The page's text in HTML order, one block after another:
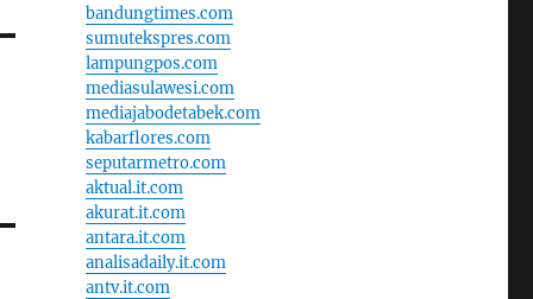
bandungtimes.com
sumutekspres.com
lampungpos.com
mediasulawesi.com
mediajabodetabek.com
kabarflores.com
seputarmetro.com
aktual.it.com
akurat.it.com
antara.it.com
analisadaily.it.com
antv.it.com